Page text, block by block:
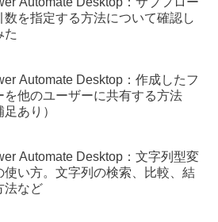
数を指定する方法について確認し
た
Automate Desktop：作成したフ
を他のユーザーに共有する方法
足あり）
Automate Desktop：文字列型変
使い方。文字列の検索、比較、結
法など